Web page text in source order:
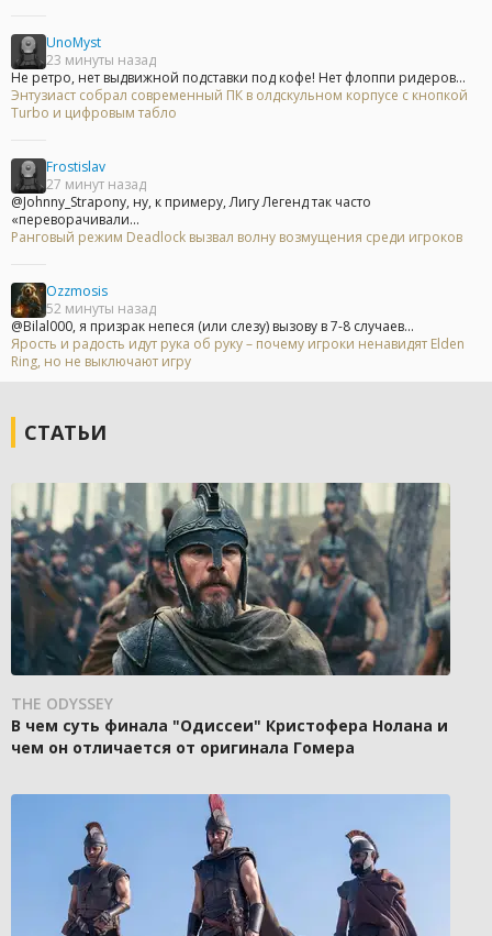
UnoMyst
23 минуты назад
Не ретро, нет выдвижной подставки под кофе! Нет флоппи ридеров...
Энтузиаст собрал современный ПК в олдскульном корпусе с кнопкой
Turbo и цифровым табло
Frostislav
27 минут назад
@Johnny_Strapony, ну, к примеру, Лигу Легенд так часто
«переворачивали...
Ранговый режим Deadlock вызвал волну возмущения среди игроков
Ozzmosis
52 минуты назад
@Bilal000, я призрак непеся (или слезу) вызову в 7-8 случаев...
Ярость и радость идут рука об руку – почему игроки ненавидят Elden
Ring, но не выключают игру
СТАТЬИ
THE ODYSSEY
В чем суть финала "Одиссеи" Кристофера Нолана и
чем он отличается от оригинала Гомера